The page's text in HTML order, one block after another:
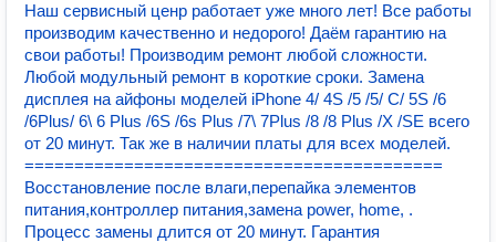
Наш сервисный ценр работает уже много лет! Все работы
производим качественно и недорого! Даём гарантию на
свои работы! Производим ремонт любой сложности.
Любой модульный ремонт в короткие сроки. Замена
дисплея на айфоны моделей iPhone 4/ 4S /5 /5/ C/ 5S /6
/6Plus/ 6\ 6 Plus /6S /6s Plus /7\ 7Plus /8 /8 Plus /Х /SE всего
от 20 минут. Так же в наличии платы для всех моделей.
==========================================
Восстановление после влаги,перепайка элементов
питания,контроллер питания,замена power, home, .
Процесс замены длится от 20 минут. Гарантия